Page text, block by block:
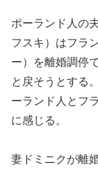
ポーランド人の
フスキ）はフラ
ー）を離婚調停
と戻そうとする
ーランド人とフ
に感じる。
妻ドミニクが離